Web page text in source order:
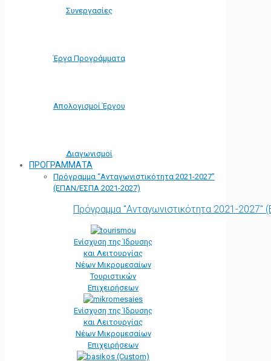
Συνεργασίες
Έργα Προγράμματα
Απολογισμοί Έργου
Διαγωνισμοί
ΠΡΟΓΡΑΜΜΑΤΑ
Πρόγραμμα “Ανταγωνιστικότητα 2021-2027”
(ΕΠΑΝ/ΕΣΠΑ 2021-2027)
Πρόγραμμα "Ανταγωνιστικότητα 2021-
Ενίσχυση της Ίδρυσης
και Λειτουργίας
Νέων Μικρομεσαίων
Τουριστικών
Επιχειρήσεων
Ενίσχυση της Ίδρυσης
και Λειτουργίας
Νέων Μικρομεσαίων
Επιχειρήσεων